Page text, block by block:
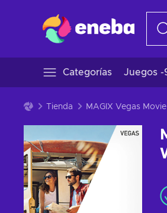
Categorías Juegos -
Tienda